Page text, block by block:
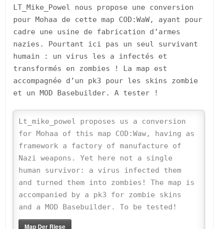
LT_Mike_Powel nous propose une conversion
pour Mohaa de cette map COD:WaW, ayant pour
cadre une usine de fabrication d’armes
nazies. Pourtant ici pas un seul survivant
humain : un virus les a infectés et
transformés en zombies ! La map est
accompagnée d’un pk3 pour les skins zombie
et un MOD Basebuilder. A tester !
Lt_mike_powel proposes us a conversion
for Mohaa of this map COD:Waw, having as
framework a factory of manufacture of
Nazi weapons. Yet here not a single
human survivor: a virus infected them
and turned them into zombies! The map is
accompanied by a pk3 for zombie skins
and a MOD Basebuilder. To be tested!
Map Der Riese